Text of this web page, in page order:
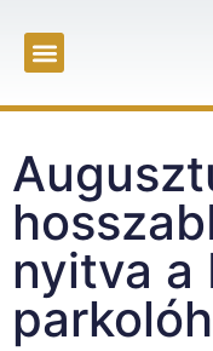
nyitva a